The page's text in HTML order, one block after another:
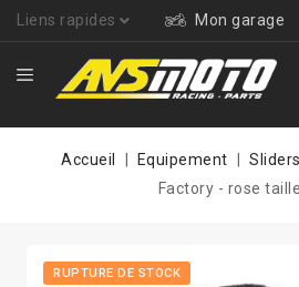
Liens rapides Mon garage
Accueil Equipement Sliders
Factory - rose
RUPTURE DE STOCK